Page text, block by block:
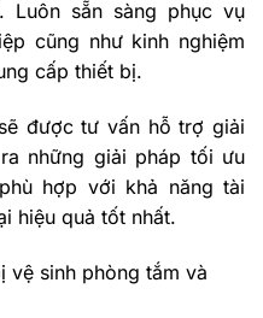
Luôn sẵn sàng phục vụ
cũng như kinh nghiệm
cấp thiết bị.
được tư vấn hỗ trợ giải
những giải pháp tối ưu
hợp với khả năng tài
hiệu quả tốt nhất.
vệ sinh phòng tắm và